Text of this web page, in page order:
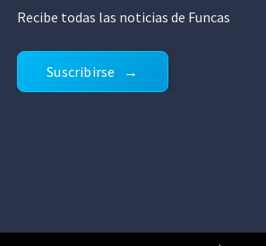
Recibe todas las noticias de Funcas
Suscribirse